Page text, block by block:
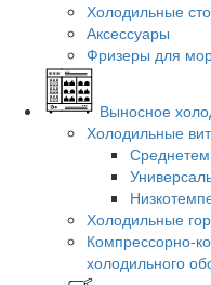
Холодильные
Аксессуары
Фризеры для
Выносное
Холодильные
Холодильные
Компрессорно-
холодильного